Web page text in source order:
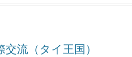
流（タイ王国）